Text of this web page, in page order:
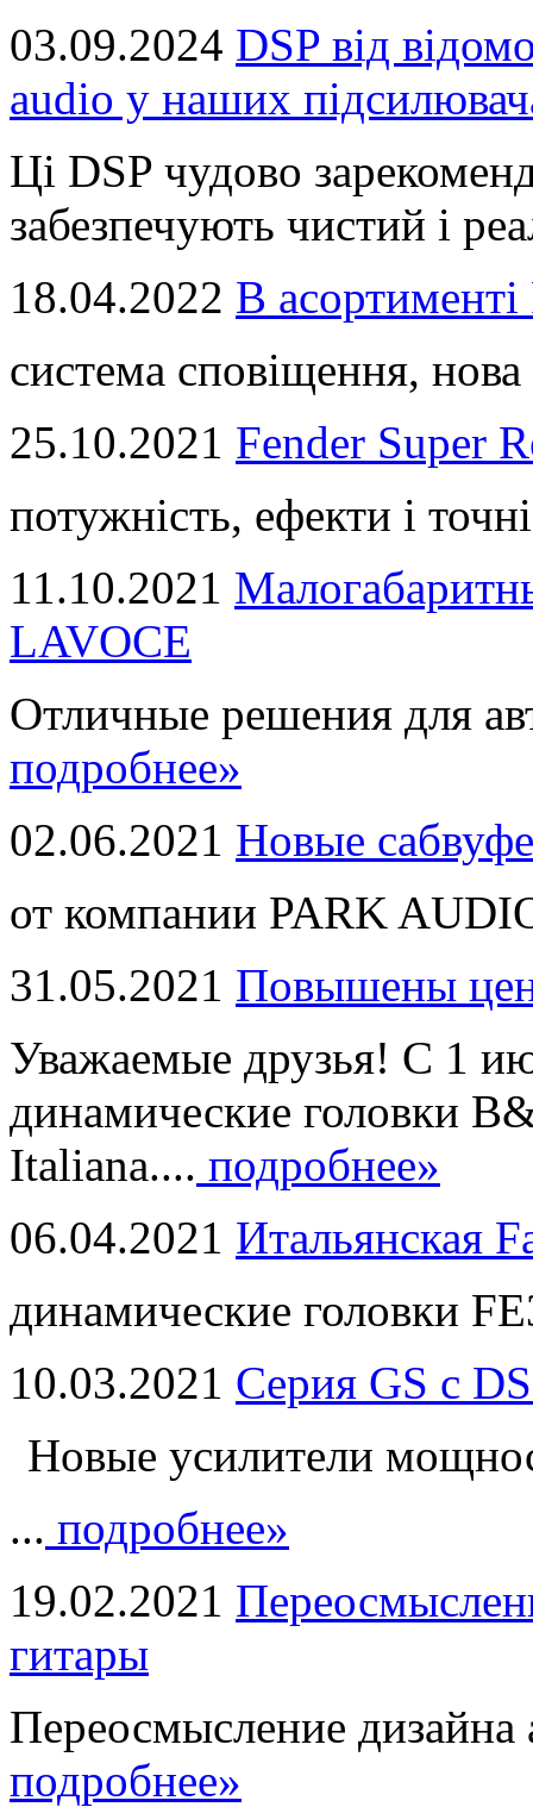
03.09.2024 DSP від
audio у наших
Ці DSP чудово
забезпечують чистий і
18.04.2022 В
система сповіщення,
25.10.2021 Fender Super
потужність, ефекти і
11.10.2021
LAVOCE
Отличные решения для
подробнее»
02.06.2021 Новые
от компании PARK
31.05.2021 Повышены
Уважаемые друзья! С 1
динамические головки
Italiana.... подробнее»
06.04.2021 Итальянская
динамические головки
10.03.2021 Серия GS с
Новые усилители
... подробнее»
19.02.2021
гитары
Переосмысление дизайна
подробнее»